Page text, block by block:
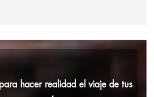
hacer realidad el viaje de tus